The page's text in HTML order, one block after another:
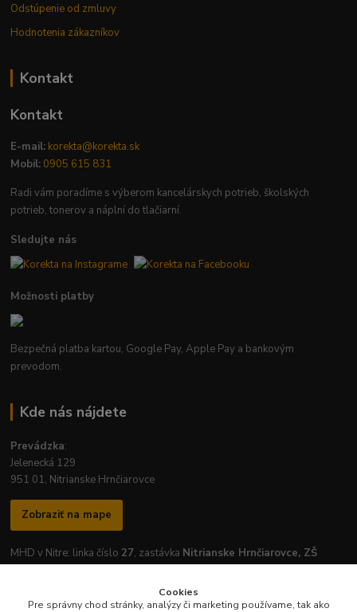
Odstúpenie od zmluvy
Hodnotenia zákazníkov
Kontakt
Kontakt
E-mail: korekta@korekta.sk
Mobil: 0905 615 831
Radi vám poradíme s výberom kancelárskych potrieb, školských
potrieb, tonerov a náplní do tlačiarní.
Sledujte nás
Možnosti platby
Bezpečná platba kartou, Google Pay, Apple Pay a bankovým
prevodom.
Kde nás nájdete
Prevádzka:
Jelenecká 129
951 01, Nitrianske Hrnčiarovce
Zobraziť na mape
MHD v Nitre: linka číslo 27, zastávka Nitrianske Hrnčiarovce, ZŠ
Cookies
Pre správny chod stránky, analýzy či marketing používame, tak ako